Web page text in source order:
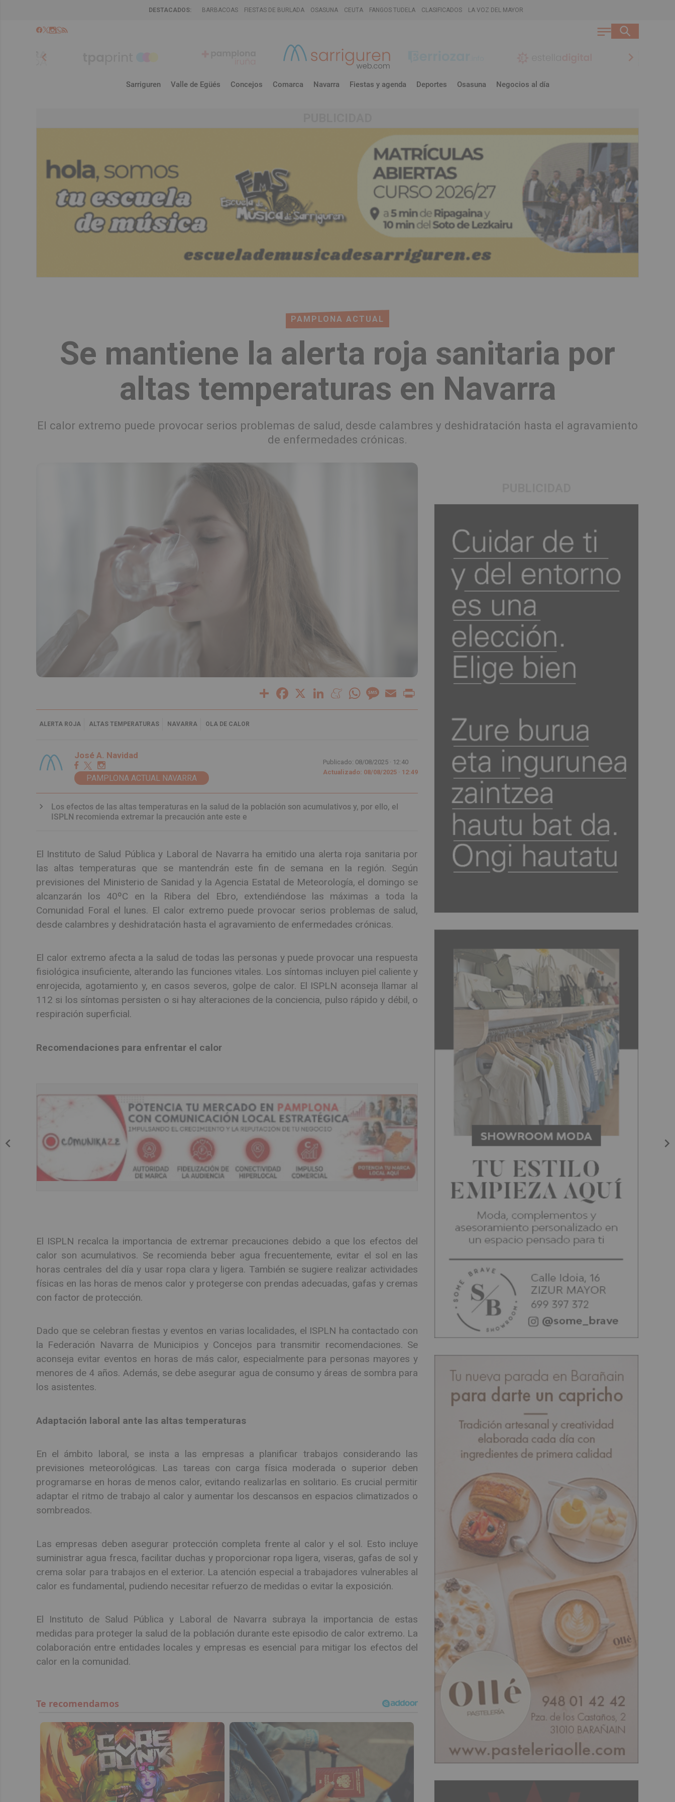
DESTACADOS: BARBACOAS FIESTAS DE BURLADA OSASUNA CEUTA FANGOS TUDELA CLASIFICADOS LA VOZ DEL MAYOR
chevron_left chevron_right
Sarriguren Valle de Egüés Concejos Comarca Navarra Fiestas y agenda Deportes Osasuna Negocios al día
PAMPLONA ACTUAL
Se mantiene la alerta roja sanitaria por
altas temperaturas en Navarra
El calor extremo puede provocar serios problemas de salud, desde calambres y deshidratación hasta el agravamiento
de enfermedades crónicas.
Share Facebook LinkedInMeneameWhatsAppMessage
Email
ALERTA ROJA ALTAS TEMPERATURAS NAVARRA OLA DE CALOR
José A. Navidad
PAMPLONA ACTUAL NAVARRA
Publicado: 08/08/2025 · 12:40
Actualizado: 08/08/2025 · 12:49
Los efectos de las altas temperaturas en la salud de la población son acumulativos y, por ello, el
ISPLN recomienda extremar la precaución ante este e
El Instituto de Salud Pública y Laboral de Navarra ha emitido una alerta roja sanitaria por
las altas temperaturas que se mantendrán este fin de semana en la región. Según
previsiones del Ministerio de Sanidad y la Agencia Estatal de Meteorología, el domingo se
alcanzarán los 40ºC en la Ribera del Ebro, extendiéndose las máximas a toda la
Comunidad Foral el lunes. El calor extremo puede provocar serios problemas de salud,
desde calambres y deshidratación hasta el agravamiento de enfermedades crónicas.
El calor extremo afecta a la salud de todas las personas y puede provocar una respuesta
fisiológica insuficiente, alterando las funciones vitales. Los síntomas incluyen piel caliente y
enrojecida, agotamiento y, en casos severos, golpe de calor. El ISPLN aconseja llamar al
112 si los síntomas persisten o si hay alteraciones de la conciencia, pulso rápido y débil, o
respiración superficial.
Recomendaciones para enfrentar el calor
El ISPLN recalca la importancia de extremar precauciones debido a que los efectos del
calor son acumulativos. Se recomienda beber agua frecuentemente, evitar el sol en las
horas centrales del día y usar ropa clara y ligera. También se sugiere realizar actividades
físicas en las horas de menos calor y protegerse con prendas adecuadas, gafas y cremas
con factor de protección.
Dado que se celebran fiestas y eventos en varias localidades, el ISPLN ha contactado con
la Federación Navarra de Municipios y Concejos para transmitir recomendaciones. Se
aconseja evitar eventos en horas de más calor, especialmente para personas mayores y
menores de 4 años. Además, se debe asegurar agua de consumo y áreas de sombra para
los asistentes.
Adaptación laboral ante las altas temperaturas
En el ámbito laboral, se insta a las empresas a planificar trabajos considerando las
previsiones meteorológicas. Las tareas con carga física moderada o superior deben
programarse en horas de menos calor, evitando realizarlas en solitario. Es crucial permitir
adaptar el ritmo de trabajo al calor y aumentar los descansos en espacios climatizados o
sombreados.
Las empresas deben asegurar protección completa frente al calor y el sol. Esto incluye
suministrar agua fresca, facilitar duchas y proporcionar ropa ligera, viseras, gafas de sol y
crema solar para trabajos en el exterior. La atención especial a trabajadores vulnerables al
calor es fundamental, pudiendo necesitar refuerzo de medidas o evitar la exposición.
El Instituto de Salud Pública y Laboral de Navarra subraya la importancia de estas
medidas para proteger la salud de la población durante este episodio de calor extremo. La
colaboración entre entidades locales y empresas es esencial para mitigar los efectos del
calor en la comunidad.